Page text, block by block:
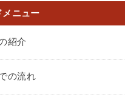
メニュー
紹介
の流れ